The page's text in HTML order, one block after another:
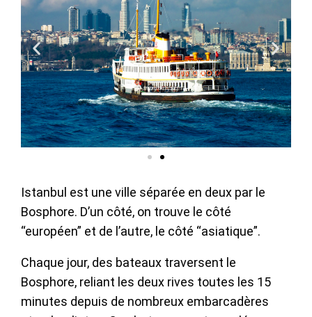
Istanbul est une ville séparée en deux par le
Bosphore. D’un côté, on trouve le côté
“européen” et de l’autre, le côté “asiatique”.
Chaque jour, des bateaux traversent le
Bosphore, reliant les deux rives toutes les 15
minutes depuis de nombreux embarcadères